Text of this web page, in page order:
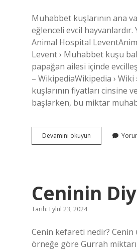
Muhabbet kuşlarının ana
eğlenceli evcil
Animal Hospital
Levent › Muhabbet kuşu
papağan ailesi içinde
– ​​WikipediaWikipedia ›
kuşlarının fiyatları cinsine
başlarken, bu miktar
Devamını okuyun Muhabbet
Kuşu
Ceninin
Tarih: Eylül 23, 2024
Cenin kefareti nedir?
örneğe göre Gurrah